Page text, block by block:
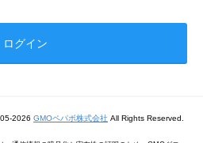
2026 GMOペパボ株式会社 All Rights Reserved.